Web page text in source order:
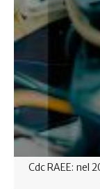
Cdc RAEE: nel